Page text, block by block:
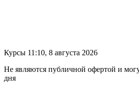
Курсы 11:10, 8 августа 2026
Не являются публичной офертой и
дня